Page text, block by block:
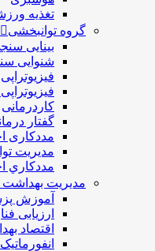
تغذيه
گروه توانبخشی
بینایی
شنوایی
فیزیوتراپی
کاردرمانی
گفتار
مددکاری
مديريت
مددکاري
مدیریت بهداشت
آموزش
ارزیابی
اقتصاد